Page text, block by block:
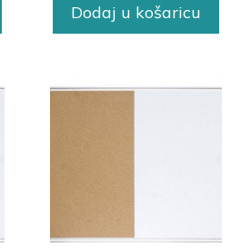
Dodaj u košaricu